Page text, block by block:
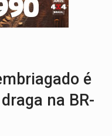
movimentar R$ 8,5 bilhões e RO
é
na BR-